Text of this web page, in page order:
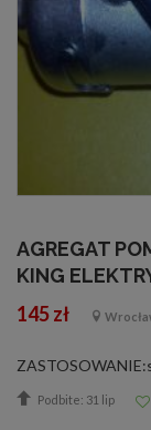
AGREGAT
KING
145 zł
Podbite: 31 lip